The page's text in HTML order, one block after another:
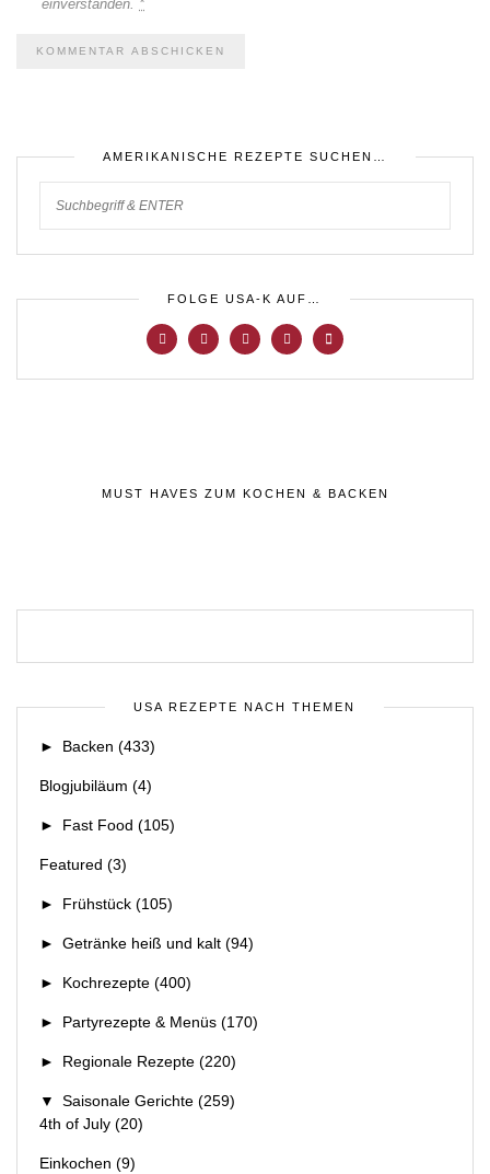
einverstanden. *
AMERIKANISCHE REZEPTE SUCHEN…
FOLGE USA-K AUF…
MUST HAVES ZUM KOCHEN & BACKEN
USA REZEPTE NACH THEMEN
► Backen (433)
Blogjubiläum (4)
► Fast Food (105)
Featured (3)
► Frühstück (105)
► Getränke heiß und kalt (94)
► Kochrezepte (400)
► Partyrezepte & Menüs (170)
► Regionale Rezepte (220)
▼ Saisonale Gerichte (259)
4th of July (20)
Einkochen (9)